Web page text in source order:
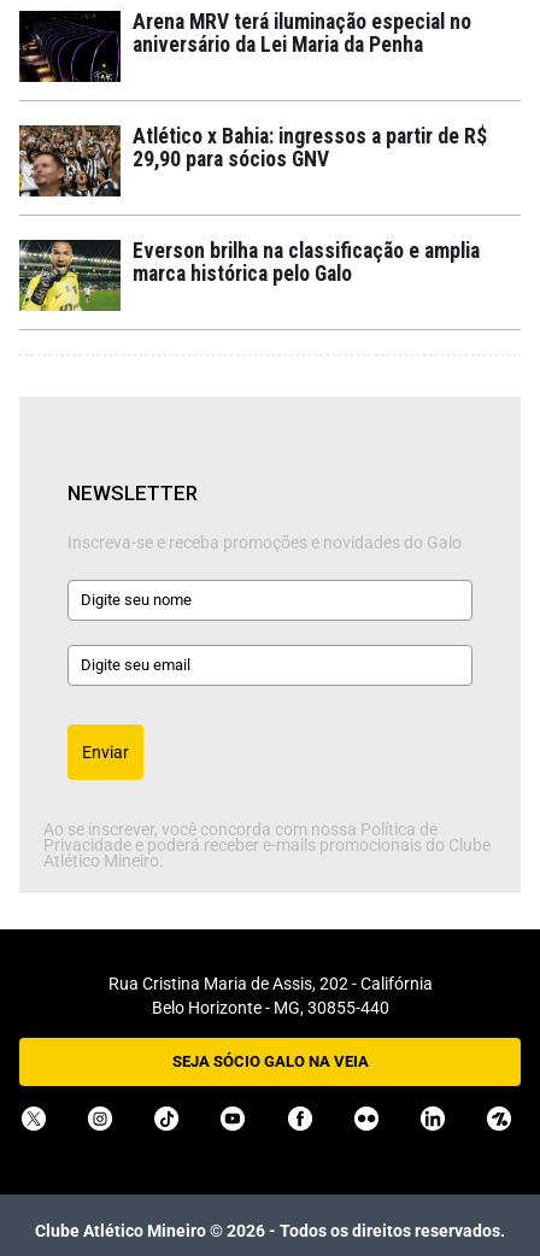
Arena MRV terá iluminação especial no
aniversário da Lei Maria da Penha
Atlético x Bahia: ingressos a partir de R$
29,90 para sócios GNV
Everson brilha na classificação e amplia
marca histórica pelo Galo
NEWSLETTER
Inscreva-se e receba promoções e novidades do Galo
Enviar
Ao se inscrever, você concorda com nossa Política de
Privacidade e poderá receber e-mails promocionais do Clube
Atlético Mineiro.
Rua Cristina Maria de Assis, 202 - Califórnia
Belo Horizonte - MG, 30855-440
SEJA SÓCIO GALO NA VEIA
Clube Atlético Mineiro ©2026- Todos os direitos reservados.